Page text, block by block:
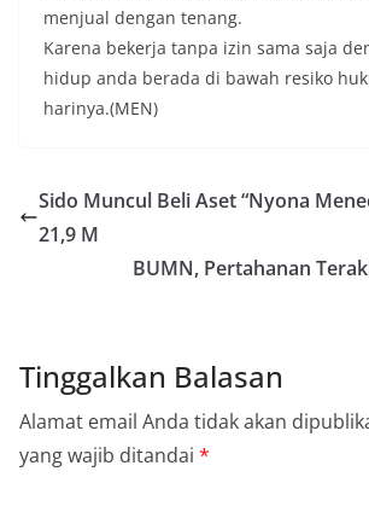
menjual dengan tenang.
Karena bekerja tanpa izin sama saja
hidup anda berada di bawah resiko
harinya.(MEN)
Sido Muncul Beli Aset “Nyona
21,9 M
BUMN, Pertahanan
Tinggalkan Balasan
Alamat email Anda tidak akan
yang wajib ditandai *